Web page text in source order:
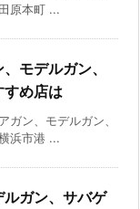
原本町 ...
モデルガン、
め店は
ガン、モデルガン、
浜市港 ...
ガン、サバゲ